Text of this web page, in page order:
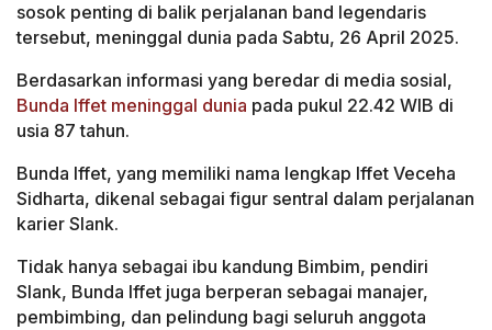
sosok penting di balik perjalanan band legendaris
tersebut, meninggal dunia pada Sabtu, 26 April 2025.
Berdasarkan informasi yang beredar di media sosial,
Bunda Iffet meninggal dunia pada pukul 22.42 WIB di
usia 87 tahun.
Bunda Iffet, yang memiliki nama lengkap Iffet Veceha
Sidharta, dikenal sebagai figur sentral dalam perjalanan
karier Slank.
Tidak hanya sebagai ibu kandung Bimbim, pendiri
Slank, Bunda Iffet juga berperan sebagai manajer,
pembimbing, dan pelindung bagi seluruh anggota